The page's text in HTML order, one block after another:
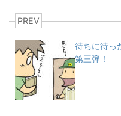
PREV
待ちに待っ
第三弾！